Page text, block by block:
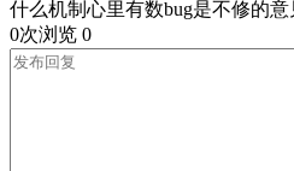
什么机制心里有数bug是不修的
0次浏览 0